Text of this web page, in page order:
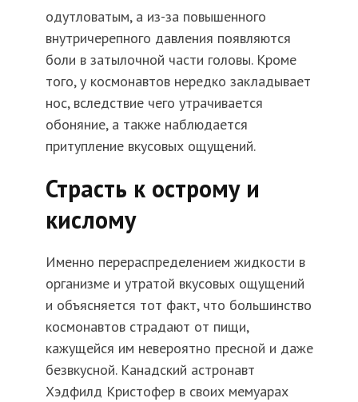
одутловатым, а из-за повышенного
внутричерепного давления появляются
боли в затылочной части головы. Кроме
того, у космонавтов нередко закладывает
нос, вследствие чего утрачивается
обоняние, а также наблюдается
притупление вкусовых ощущений.
Страсть к острому и
кислому
Именно перераспределением жидкости в
организме и утратой вкусовых ощущений
и объясняется тот факт, что большинство
космонавтов страдают от пищи,
кажущейся им невероятно пресной и даже
безвкусной. Канадский астронавт
Хэдфилд Кристофер в своих мемуарах